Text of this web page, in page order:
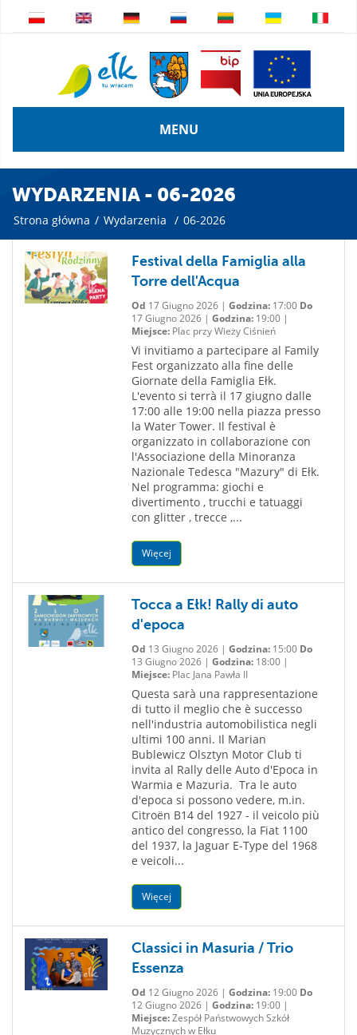
MENU
WYDARZENIA - 06-2026
Strona główna / Wydarzenia / 06-2026
Festival della Famiglia alla
Torre dell'Acqua
Od 17 Giugno 2026 | Godzina:17:00 Do
17 Giugno 2026 | Godzina:19:00 |
Miejsce:Plac przy Wieży Ciśnień
Vi invitiamo a partecipare al Family
Fest organizzato alla fine delle
Giornate della Famiglia Ełk.
L'evento si terrà il 17 giugno dalle
17:00 alle 19:00 nella piazza presso
la Water Tower. Il festival è
organizzato in collaborazione con
l'Associazione della Minoranza
Nazionale Tedesca "Mazury" di Ełk.
Nel programma: giochi e
divertimento , trucchi e tatuaggi
con glitter , trecce ,...
Więcej
Tocca a Ełk! Rally di auto
d'epoca
Od 13 Giugno 2026 | Godzina:15:00 Do
13 Giugno 2026 | Godzina:18:00 |
Miejsce:Plac Jana Pawła II
Questa sarà una rappresentazione
di tutto il meglio che è successo
nell'industria automobilistica negli
ultimi 100 anni. Il Marian
Bublewicz Olsztyn Motor Club ti
invita al Rally delle Auto d'Epoca in
Warmia e Mazuria. Tra le auto
d'epoca si possono vedere, m.in.
Citroën B14 del 1927 - il veicolo più
antico del congresso, la Fiat 1100
del 1937, la Jaguar E-Type del 1968
e veicoli...
Więcej
Classici in Masuria / Trio
Essenza
Od 12 Giugno 2026 | Godzina:19:00 Do
12 Giugno 2026 | Godzina:19:00 |
Miejsce:Zespół Państwowych Szkół
Muzycznych w Ełku